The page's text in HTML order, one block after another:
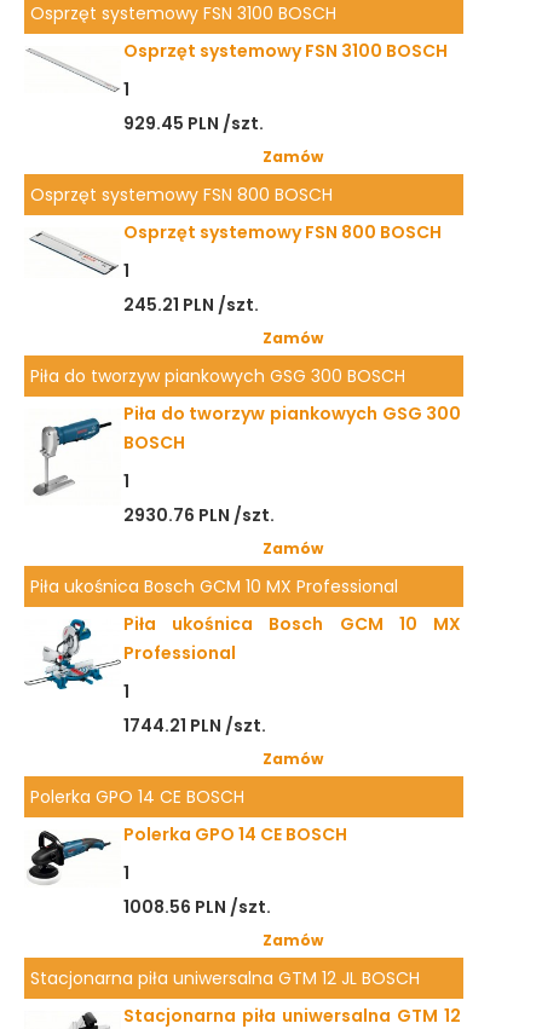
Osprzęt systemowy FSN 3100 BOSCH
Osprzęt systemowy FSN 3100 BOSCH
1
929.45 PLN /szt.
Zamów
Osprzęt systemowy FSN 800 BOSCH
Osprzęt systemowy FSN 800 BOSCH
1
245.21 PLN /szt.
Zamów
Piła do tworzyw piankowych GSG 300 BOSCH
Piła do tworzyw piankowych GSG 300
BOSCH
1
2930.76 PLN /szt.
Zamów
Piła ukośnica Bosch GCM 10 MX Professional
Piła ukośnica Bosch GCM 10 MX
Professional
1
1744.21 PLN /szt.
Zamów
Polerka GPO 14 CE BOSCH
Polerka GPO 14 CE BOSCH
1
1008.56 PLN /szt.
Zamów
Stacjonarna piła uniwersalna GTM 12 JL BOSCH
Stacjonarna piła uniwersalna GTM 12